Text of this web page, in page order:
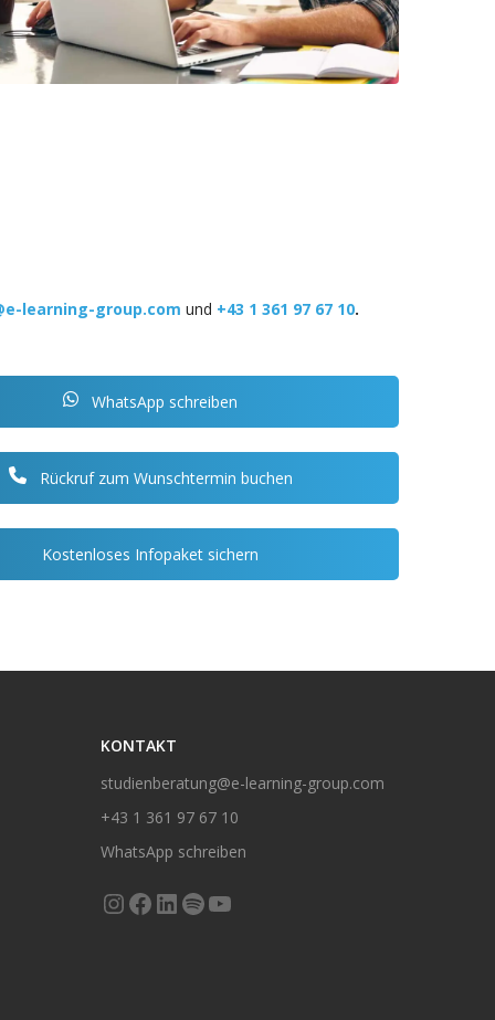
learning-group.com und +43 1 361 97 67 10.
WhatsApp schreiben
Rückruf zum Wunschtermin buchen
Kostenloses Infopaket sichern
KONTAKT
studienberatung@e-learning-group.com
+43 1 361 97 67 10
WhatsApp schreiben
Instagram
Facebook
LinkedIn
Spotify
YouTube